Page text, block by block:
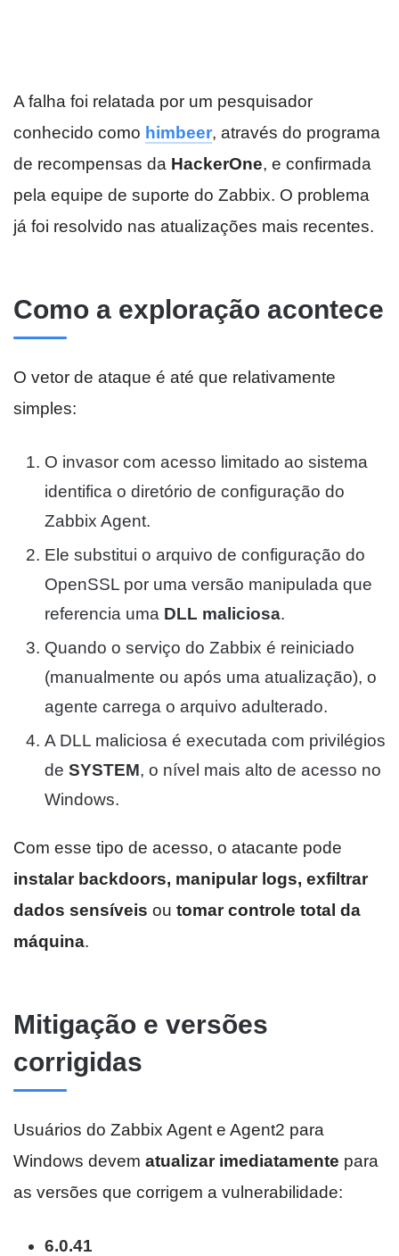
A falha foi relatada por um pesquisador
conhecido como himbeer, através do programa
de recompensas da HackerOne, e confirmada
pela equipe de suporte do Zabbix. O problema
já foi resolvido nas atualizações mais recentes.
Como a exploração acontece
O vetor de ataque é até que relativamente
simples:
O invasor com acesso limitado ao sistema
identifica o diretório de configuração do
Zabbix Agent.
Ele substitui o arquivo de configuração do
OpenSSL por uma versão manipulada que
referencia uma DLL maliciosa.
Quando o serviço do Zabbix é reiniciado
(manualmente ou após uma atualização), o
agente carrega o arquivo adulterado.
A DLL maliciosa é executada com privilégios
de SYSTEM, o nível mais alto de acesso no
Windows.
Com esse tipo de acesso, o atacante pode
instalar backdoors, manipular logs, exfiltrar
dados sensíveis ou tomar controle total da
máquina.
Mitigação e versões
corrigidas
Usuários do Zabbix Agent e Agent2 para
Windows devem atualizar imediatamente para
as versões que corrigem a vulnerabilidade:
6.0.41